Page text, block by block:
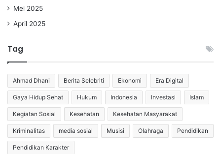
Mei 2025
April 2025
Tag
Ahmad Dhani Berita Selebriti Ekonomi Era Digital
Gaya Hidup Sehat Hukum Indonesia Investasi Islam
Kegiatan Sosial Kesehatan Kesehatan Masyarakat
Kriminalitas media sosial Musisi Olahraga Pendidikan
Pendidikan Karakter